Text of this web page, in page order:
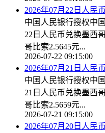
2026年07月22日人民
中国人民银行授权中
22日人民币兑换墨西
哥比索2.5645元...
2026-07-22 09:15:00
2026年07月21日人民
中国人民银行授权中
21日人民币兑换墨西
哥比索2.5659元...
2026-07-21 09:15:00
2026年07月20日人民